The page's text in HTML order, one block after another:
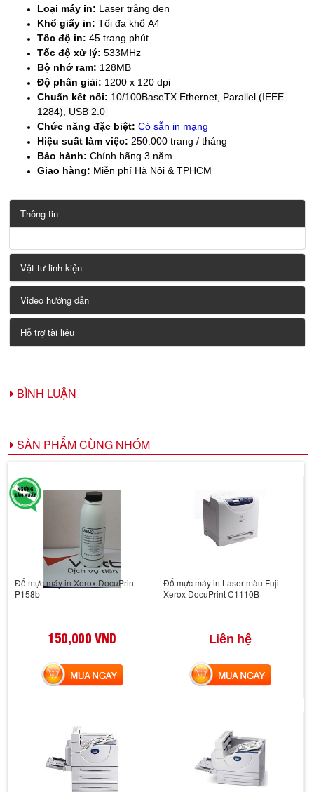
Loại máy in: Laser trắng đen
Khổ giấy in: Tối đa khổ A4
Tốc độ in: 45 trang phút
Tốc độ xử lý: 533MHz
Bộ nhớ ram: 128MB
Độ phân giải: 1200 x 120 dpi
Chuẩn kết nối: 10/100BaseTX Ethernet, Parallel (IEEE
1284), USB 2.0
Chức năng đặc biệt: Có sẵn in mạng
Hiệu suất làm việc: 250.000 trang / tháng
Bảo hành: Chính hãng 3 năm
Giao hàng: Miễn phí Hà Nội & TPHCM
Thông tin
Vật tư linh kiện
Video hướng dẫn
Hỗ trợ tài liệu
BÌNH LUẬN
SẢN PHẨM CÙNG NHÓM
Đổ mực máy in Xerox DocuPrint
P158b
150,000 VND
MUA NGAY
Đổ mực máy in Laser màu Fuji
Xerox DocuPrint C1110B
Liên hệ
MUA NGAY